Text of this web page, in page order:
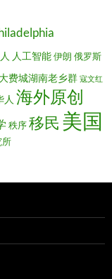
人工智能伊朗 俄罗斯
大费城湖南老乡群 寇文红
人 海外原创
秩序移民 美国
所